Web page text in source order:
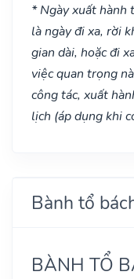
* Ngày xuất hành
là ngày đi xa, rời
gian dài, hoặc đi
việc quan trọng
công tác, xuất
lịch (áp dụng khi
Bành tổ
BÀNH TỔ